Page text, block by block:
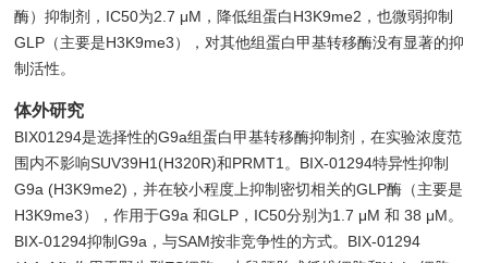
酶）抑制剂，IC50为2.7 μM，降低组蛋白H3K9me2，也微弱抑制
GLP（主要是H3K9me3），对其他组蛋白甲基转移酶没有显著的抑
制活性。
体外研究
BIX01294是选择性的G9a组蛋白甲基转移酶抑制剂，在实验浓度范
围内不影响SUV39H1(H320R)和PRMT1。BIX-01294特异性抑制
G9a (H3K9me2)，并在较小程度上抑制密切相关的GLP酶（主要是
H3K9me3），作用于G9a 和GLP，IC50分别为1.7 μM 和 38 μM。
BIX-01294抑制G9a，与SAM按非竞争性的方式。BIX-01294